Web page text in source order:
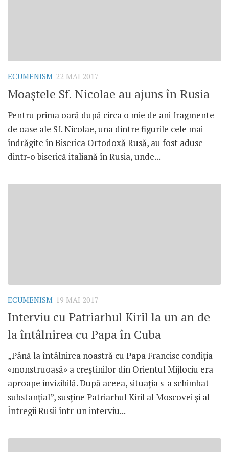
ECUMENISM 22 MAI 2017
Moaștele Sf. Nicolae au ajuns în Rusia
Pentru prima oară după circa o mie de ani fragmente
de oase ale Sf. Nicolae, una dintre figurile cele mai
îndrăgite în Biserica Ortodoxă Rusă, au fost aduse
dintr-o biserică italiană în Rusia, unde...
ECUMENISM 19 MAI 2017
Interviu cu Patriarhul Kiril la un an de
la întâlnirea cu Papa în Cuba
„Până la întâlnirea noastră cu Papa Francisc condiția
«monstruoasă» a creștinilor din Orientul Mijlociu era
aproape invizibilă. După aceea, situația s-a schimbat
substanțial”, susține Patriarhul Kiril al Moscovei și al
Întregii Rusii într-un interviu...